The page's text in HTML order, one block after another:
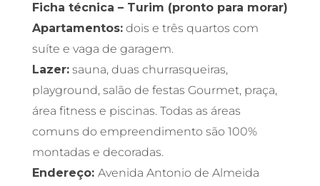
Ficha técnica – Turim (pronto para morar)
Apartamentos:dois e três quartos com
suíte e vaga de garagem.
Lazer:sauna, duas churrasqueiras,
playground, salão de festas Gourmet, praça,
área fitness e piscinas. Todas as áreas
comuns do empreendimento são 100%
montadas e decoradas.
Endereço: Avenida Antonio de Almeida